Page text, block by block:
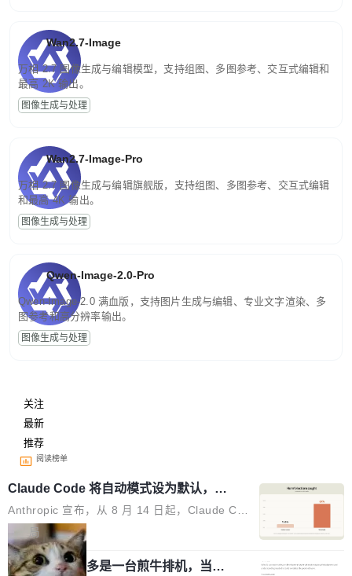
Wan2.7-Image
万相 2.7 图像生成与编辑模型，支持组图、多图参考、交互式编辑和
最高 2K 输出。
图像生成与处理
Wan2.7-Image-Pro
万相 2.7 图像生成与编辑旗舰版，支持组图、多图参考、交互式编辑
和最高 4K 输出。
图像生成与处理
Qwen-Image-2.0-Pro
Qwen-Image-2.0 满血版，支持图片生成与编辑、专业文字渲染、多
图参考和高分辨率输出。
图像生成与处理
关注
最新
推荐
阅读榜单
Claude Code 将自动模式设为默认，称
人类审批只抓到 13.6% 危险命令
Anthropic 宣布，从 8 月 14 日起，Claude Cod
e 在 Pro、Max、Team 计划上将默认启用自动
模式（auto mode）。这个决定背后，是两组让
人不安的数据。 第一组：人类审批到底有多不靠
局
AI 辅助编程顶多是一台煎牛排机，当不